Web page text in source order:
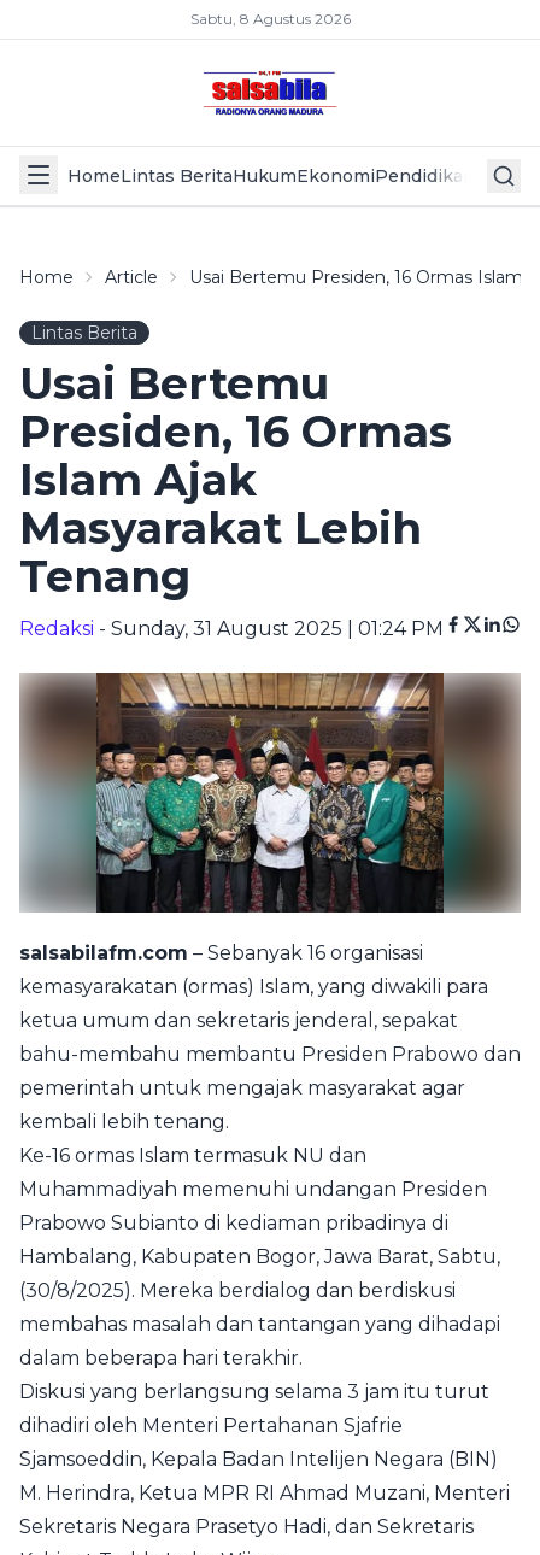
Sabtu, 8 Agustus 2026
HomeLintas BeritaHukumEkonomiPendidikan Politik
Home Article Usai Bertemu Presiden, 16 Ormas Islam
Lintas Berita
Usai Bertemu
Presiden, 16 Ormas
Islam Ajak
Masyarakat Lebih
Tenang
Redaksi - Sunday, 31 August 2025 | 01:24 PM
salsabilafm.com – Sebanyak 16 organisasi
kemasyarakatan (ormas) Islam, yang diwakili para
ketua umum dan sekretaris jenderal, sepakat
bahu-membahu membantu Presiden Prabowo dan
pemerintah untuk mengajak masyarakat agar
kembali lebih tenang.
Ke-16 ormas Islam termasuk NU dan
Muhammadiyah memenuhi undangan Presiden
Prabowo Subianto di kediaman pribadinya di
Hambalang, Kabupaten Bogor, Jawa Barat, Sabtu,
(30/8/2025). Mereka berdialog dan berdiskusi
membahas masalah dan tantangan yang dihadapi
dalam beberapa hari terakhir.
Diskusi yang berlangsung selama 3 jam itu turut
dihadiri oleh Menteri Pertahanan Sjafrie
Sjamsoeddin, Kepala Badan Intelijen Negara (BIN)
M. Herindra, Ketua MPR RI Ahmad Muzani, Menteri
Sekretaris Negara Prasetyo Hadi, dan Sekretaris